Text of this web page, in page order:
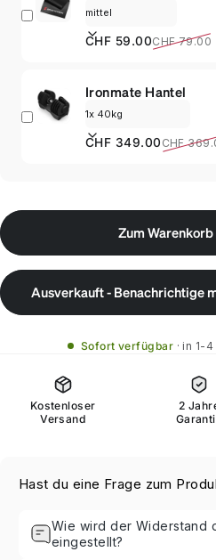
Verkaufspreis
CHF 59.00
Normaler PreisCHF 79.00
Ironmate Hantel
Verkaufspreis
CHF 349.00
Normaler Preis
CHF
Zum
Ausverkauft - Benachrichtige
Sofort verfügbar in 1-
Kostenloser
Versand
2
Hast du eine Frage zum
Wie wird der Widerstand
eingestellt?